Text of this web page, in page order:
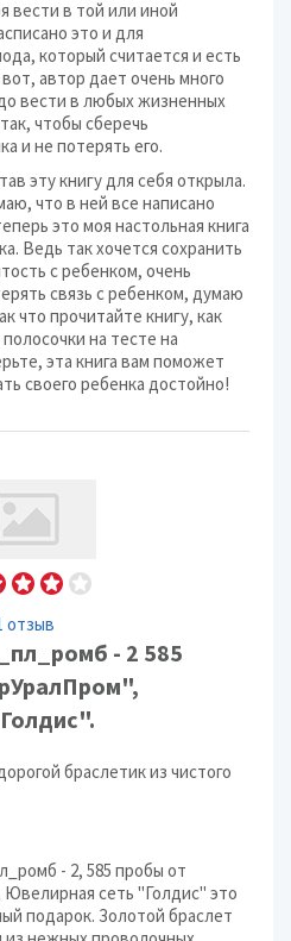
вести в той или иной
это и для
который считается и есть
автор дает очень много
вести в любых жизненных
чтобы сберечь
и не потерять его.
эту книгу для себя открыла.
что в ней все написано
это моя настольная книга
Ведь так хочется сохранить
с ребенком, очень
связь с ребенком, думаю
что прочитайте книгу, как
на тесте на
эта книга вам поможет
своего ребенка достойно!
отзыв
- 2 585
браслетик из чистого
- 2, 585 пробы от
сеть "Голдис" это
подарок. Золотой браслет